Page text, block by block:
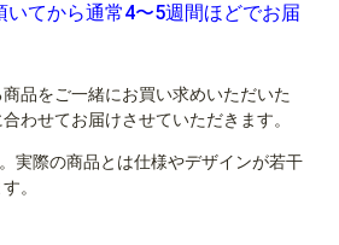
いてから通常4〜5週間ほどでお届
商品をご一緒にお買い求めいただいた
わせてお届けさせていただきます。
実際の商品とは仕様やデザインが若干
。